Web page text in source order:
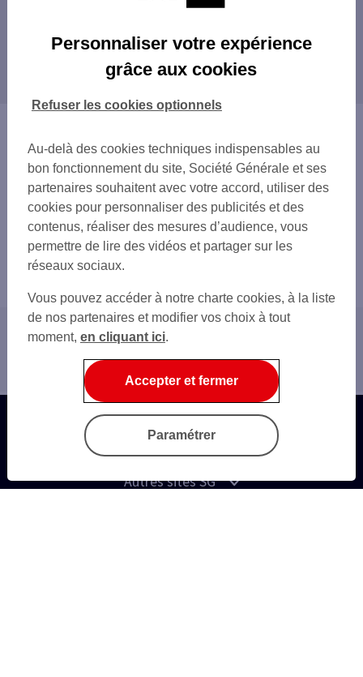
Accueil
Questions fréquentes
Autres sites SG
Personnaliser votre expérience
grâce aux cookies
Au-delà des cookies techniques indispensables au
bon fonctionnement du site, Société Générale et ses
partenaires souhaitent avec votre accord, utiliser des
cookies pour personnaliser des publicités et des
contenus, réaliser des mesures d’audience, vous
permettre de lire des vidéos et partager sur les
réseaux sociaux.
Vous pouvez accéder à notre charte cookies, à la liste
de nos partenaires et modifier vos choix à tout
moment, en cliquant ici.
Refuser les cookies optionnels
Accepter et fermer
Paramétrer